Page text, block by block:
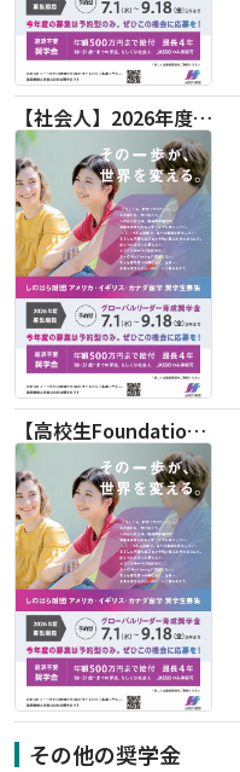
【社会人】2026年度 しのはら財団 アメリカ・イギリス・カナダ英語留学奨学金
【高校生Foundation Course 】2026年度 しのはら財団 アメリカ・イギリス・カナダ英語留学奨学金
その他の奨学金